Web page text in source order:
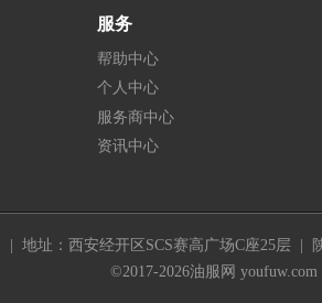
服务
帮助中心
个人中心
服务商中心
资讯中心
地址：西安经开区SCS赛高广场C座25层 |
©2017-2026油服网